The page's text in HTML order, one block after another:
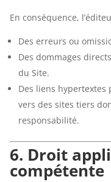
En conséquence,
Des erreurs ou
Des dommages
du Site.
Des liens
vers des sites tiers
responsabilité.
6. Droit
compétente